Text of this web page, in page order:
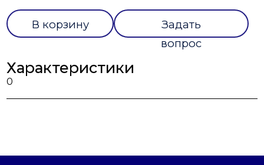
В корзину
Задать
вопрос
Характеристики
0